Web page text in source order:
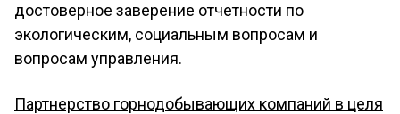
достоверное заверение отчетности по
экологическим, социальным вопросам и
вопросам управления.
Партнерство горнодобывающих компаний в целя